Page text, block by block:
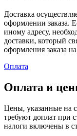
Доставка
оформлении заказа.
иному адресу,
доставки, который
оформления заказа
Оплата
Оплата и
Цены, указанные на
требуют доплат при
налоги включены в